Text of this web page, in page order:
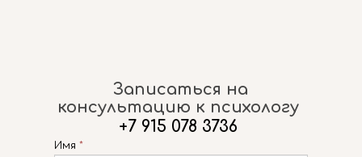
Записаться на
консультацию к психологу
+7 915 078 3736
Имя *